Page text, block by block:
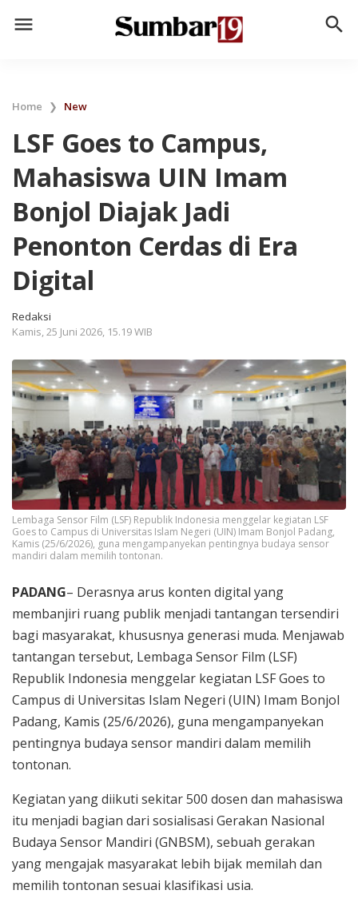
menu search
Home ❯ New
LSF Goes to Campus,
Mahasiswa UIN Imam
Bonjol Diajak Jadi
Penonton Cerdas di Era
Digital
Redaksi
Kamis, 25 Juni 2026, 15.19 WIB
Lembaga Sensor Film (LSF) Republik Indonesia menggelar kegiatan LSF
Goes to Campus di Universitas Islam Negeri (UIN) Imam Bonjol Padang,
Kamis (25/6/2026), guna mengampanyekan pentingnya budaya sensor
mandiri dalam memilih tontonan.
PADANG– Derasnya arus konten digital yang
membanjiri ruang publik menjadi tantangan tersendiri
bagi masyarakat, khususnya generasi muda. Menjawab
tantangan tersebut, Lembaga Sensor Film (LSF)
Republik Indonesia menggelar kegiatan LSF Goes to
Campus di Universitas Islam Negeri (UIN) Imam Bonjol
Padang, Kamis (25/6/2026), guna mengampanyekan
pentingnya budaya sensor mandiri dalam memilih
tontonan.
Kegiatan yang diikuti sekitar 500 dosen dan mahasiswa
itu menjadi bagian dari sosialisasi Gerakan Nasional
Budaya Sensor Mandiri (GNBSM), sebuah gerakan
yang mengajak masyarakat lebih bijak memilah dan
memilih tontonan sesuai klasifikasi usia.